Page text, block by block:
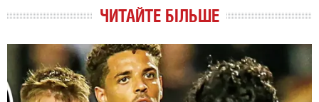
ЧИТАЙТЕ БІЛЬШЕ